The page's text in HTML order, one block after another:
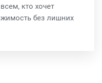
кто хочет
без лишних